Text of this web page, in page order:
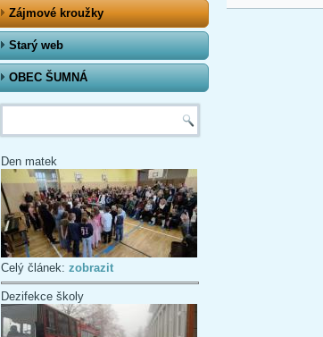
Zájmové kroužky
Starý web
OBEC ŠUMNÁ
Vyhledávání
Den matek
Celý článek: zobrazit
Dezifekce školy